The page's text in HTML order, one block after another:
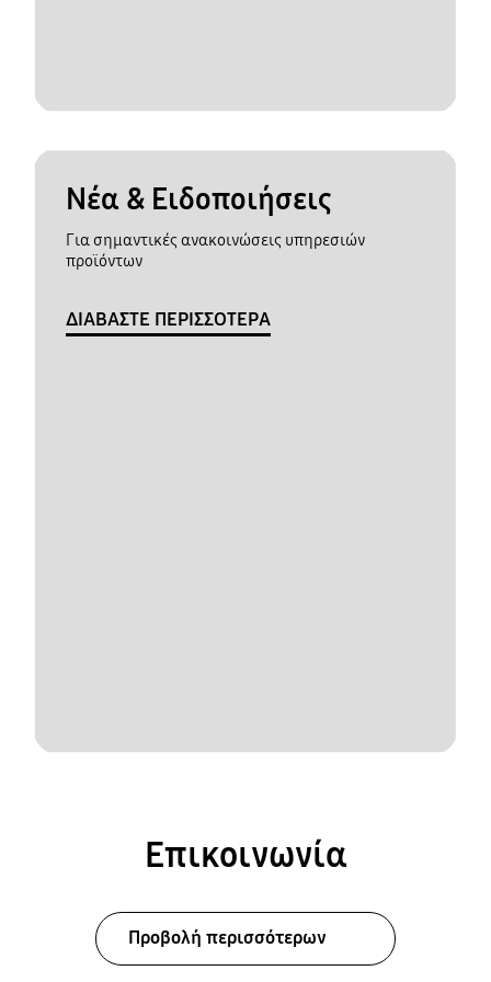
Νέα & Ειδοποιήσεις
Για σημαντικές ανακοινώσεις υπηρεσιών
προϊόντων
ΔΙΑΒΑΣΤΕ ΠΕΡΙΣΣΟΤΕΡΑ
Επικοινωνία
Προβολή περισσότερων